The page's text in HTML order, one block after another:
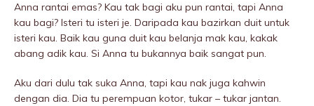
Anna rantai emas? Kau tak bagi aku pun rantai, tapi Anna
kau bagi? Isteri tu isteri je. Daripada kau bazirkan duit untuk
isteri kau. Baik kau guna duit kau belanja mak kau, kakak
abang adik kau. Si Anna tu bukannya baik sangat pun.
Aku dari dulu tak suka Anna, tapi kau nak juga kahwin
dengan dia. Dia tu perempuan kotor, tukar – tukar jantan.